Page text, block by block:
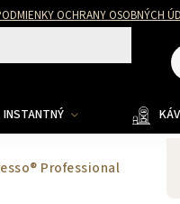
OCHRANY OSOBNÝCH
Professional